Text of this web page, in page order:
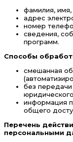
фамилия, имя,
адрес
номер
сведения,
программ.
Способы
смешанная
без
информация
общего
Перечень
персональными